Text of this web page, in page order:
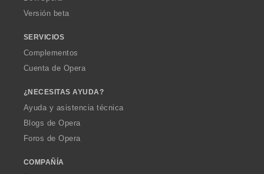
e
:
Versión beta
SERVICIOS
Complementos
Cuenta de Opera
¿NECESITAS AYUDA?
Ayuda y asistencia técnica
Blogs de Opera
Foros de Opera
COMPAÑÍA